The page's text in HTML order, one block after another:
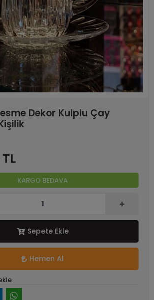
Dekor Kulplu Çay
KARGO BEDAVA
Sepete Ekle
Hemen Al